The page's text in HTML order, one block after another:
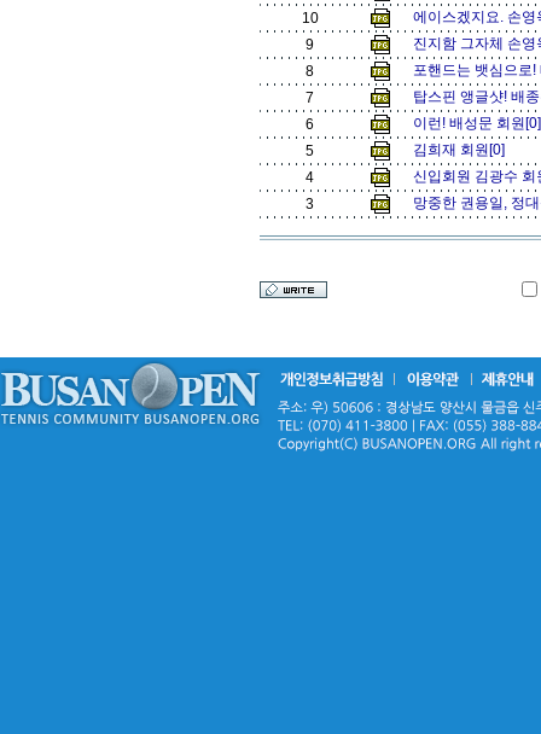
10
에이스겠지요. 손
9
진지함 그자체 손
8
포핸드는 뱃심으로
7
탑스핀 앵글샷! 배
6
이런! 배성문 회원
5
김희재 회원[0]
4
신입회원 김광수
3
망중한 권용일, 정